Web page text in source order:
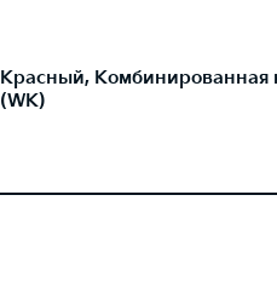
Красный, Комбинированная
(WK)